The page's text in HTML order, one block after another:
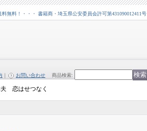
無料！・・・ 書籍商・埼玉県公安委員会許可第431090012411号
お問い合わせ 商品検索:
恋はせつなく